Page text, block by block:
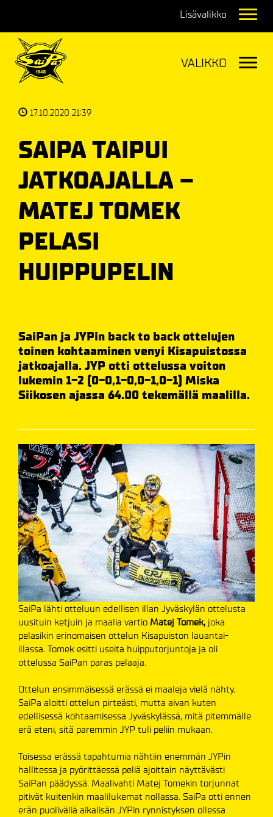
17.10.2020 21:39
SAIPA TAIPUI
JATKOAJALLA –
MATEJ TOMEK
PELASI
HUIPPUPELIN
SaiPan ja JYPin back to back ottelujen
toinen kohtaaminen venyi Kisapuistossa
jatkoajalla. JYP otti ottelussa voiton
lukemin 1-2 (0-0,1-0,0-1,0-1) Miska
Siikosen ajassa 64.00 tekemällä maalilla.
SaiPa lähti otteluun edellisen illan Jyväskylän ottelusta
uusituin ketjuin ja maalia vartio Matej Tomek, joka
pelasikin erinomaisen ottelun Kisapuiston lauantai-
illassa. Tomek esitti useita huipputorjuntoja ja oli
ottelussa SaiPan paras pelaaja.
Ottelun ensimmäisessä erässä ei maaleja vielä nähty.
SaiPa aloitti ottelun pirteästi, mutta aivan kuten
edellisessä kohtaamisessa Jyväskylässä, mitä pitemmälle
erä eteni, sitä paremmin JYP tuli peliin mukaan.
Toisessa erässä tapahtumia nähtiin enemmän JYPin
hallitessa ja pyörittäessä peliä ajoittain näyttävästi
SaiPan päädyssä. Maalivahti Matej Tomekin torjunnat
pitivät kuitenkin maalilukemat nollassa. SaiPa otti ennen
erän puoliväliä aikalisän JYPin rynnistyksen ollessa